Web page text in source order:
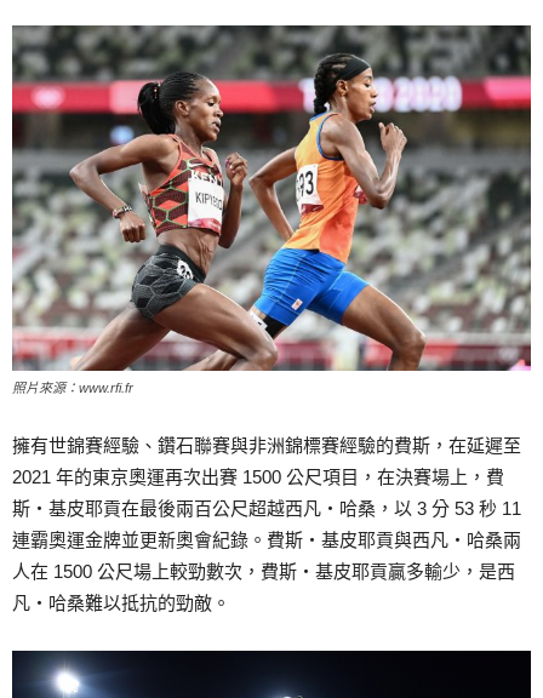
照片來源：www.rfi.fr
擁有世錦賽經驗、鑽石聯賽與非洲錦標賽經驗的費斯，在延遲至
2021 年的東京奧運再次出賽 1500 公尺項目，在決賽場上，費
斯‧基皮耶貢在最後兩百公尺超越西凡‧哈桑，以 3 分 53 秒 11
連霸奧運金牌並更新奧會紀錄。費斯‧基皮耶貢與西凡‧哈桑兩
人在 1500 公尺場上較勁數次，費斯‧基皮耶貢贏多輸少，是西
凡‧哈桑難以抵抗的勁敵。